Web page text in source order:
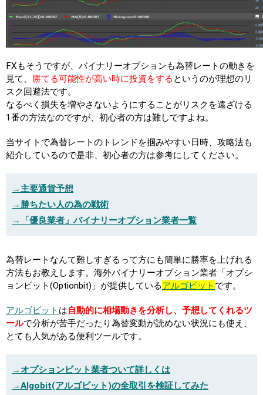
FXもそうですが、バイナリーオプションも為替レートの動きを
見て、 勝てる可能性が高い時に投資をする というのが理想のリ
スク回避法です。
なるべく損失を増やさないようにすることがリスクを遠ざける
1番の方法なのですが、初心者の方は難しですよね。
当サイトで為替レートのトレンドを掴みやすい日時、攻略法も
紹介しているので是非、初心者の方は参考にしてください。
→主要通貨予想
→勝ちたい人の為の戦術
→「優良業者」バイナリーオプション業者一覧
為替レートなんて難しすぎるって方にも簡単に勝率を上げれる
方法もお教えします。海外バイナリーオプション業者「オプシ
ョンビット(Optionbit)」が提供しているアルゴビット です。
アルゴビット は自動的に相場動きを分析し、予想してくれるツ
ールで分析が苦手だったり為替変動が読めない状況にも使え、
とても人気がある便利ツールです。
→オプションビット業者ついて詳しくは
→Algobit(アルゴビット)の全取引を検証してみた